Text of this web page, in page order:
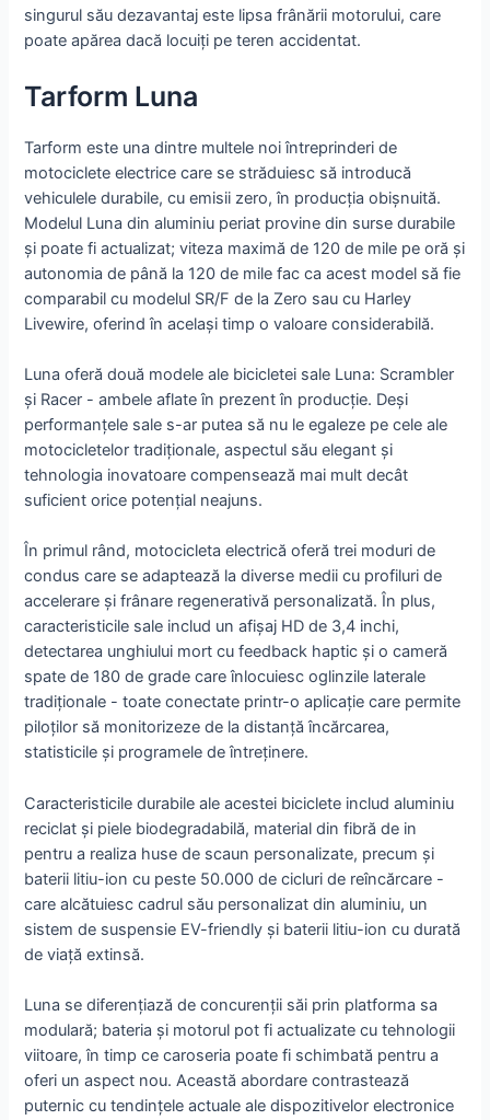
singurul său dezavantaj este lipsa frânării motorului, care
poate apărea dacă locuiți pe teren accidentat.
Tarform Luna
Tarform este una dintre multele noi întreprinderi de
motociclete electrice care se străduiesc să introducă
vehiculele durabile, cu emisii zero, în producția obișnuită.
Modelul Luna din aluminiu periat provine din surse durabile
și poate fi actualizat; viteza maximă de 120 de mile pe oră și
autonomia de până la 120 de mile fac ca acest model să fie
comparabil cu modelul SR/F de la Zero sau cu Harley
Livewire, oferind în același timp o valoare considerabilă.
Luna oferă două modele ale bicicletei sale Luna: Scrambler
și Racer - ambele aflate în prezent în producție. Deși
performanțele sale s-ar putea să nu le egaleze pe cele ale
motocicletelor tradiționale, aspectul său elegant și
tehnologia inovatoare compensează mai mult decât
suficient orice potențial neajuns.
În primul rând, motocicleta electrică oferă trei moduri de
condus care se adaptează la diverse medii cu profiluri de
accelerare și frânare regenerativă personalizată. În plus,
caracteristicile sale includ un afișaj HD de 3,4 inchi,
detectarea unghiului mort cu feedback haptic și o cameră
spate de 180 de grade care înlocuiesc oglinzile laterale
tradiționale - toate conectate printr-o aplicație care permite
piloților să monitorizeze de la distanță încărcarea,
statisticile și programele de întreținere.
Caracteristicile durabile ale acestei biciclete includ aluminiu
reciclat și piele biodegradabilă, material din fibră de in
pentru a realiza huse de scaun personalizate, precum și
baterii litiu-ion cu peste 50.000 de cicluri de reîncărcare -
care alcătuiesc cadrul său personalizat din aluminiu, un
sistem de suspensie EV-friendly și baterii litiu-ion cu durată
de viață extinsă.
Luna se diferențiază de concurenții săi prin platforma sa
modulară; bateria și motorul pot fi actualizate cu tehnologii
viitoare, în timp ce caroseria poate fi schimbată pentru a
oferi un aspect nou. Această abordare contrastează
puternic cu tendințele actuale ale dispozitivelor electronice